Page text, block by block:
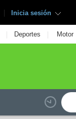
| Inicia sesión
| Deportes | Motor